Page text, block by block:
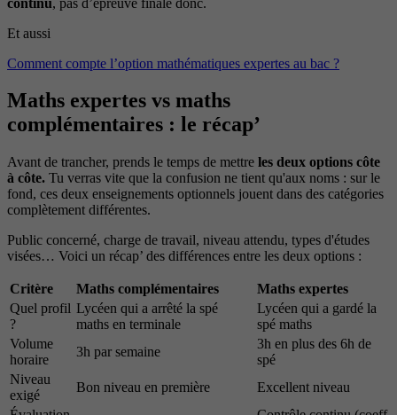
Et aussi
Comment compte l’option mathématiques expertes au bac ?
Maths expertes vs maths
complémentaires : le récap’
Avant de trancher, prends le temps de mettre les deux options côte
à côte. Tu verras vite que la confusion ne tient qu'aux noms : sur le
fond, ces deux enseignements optionnels jouent dans des catégories
complètement différentes.
Public concerné, charge de travail, niveau attendu, types d'études
visées… Voici un récap’ des différences entre les deux options :
Critère Maths complémentaires
Maths expertes
Quel profil
?
Lycéen qui a arrêté la spé
maths en terminale
Lycéen qui a gardé la
spé maths
Volume
horaire
3h par semaine
3h en plus des 6h de
spé
Niveau
exigé
Bon niveau en première
Excellent niveau